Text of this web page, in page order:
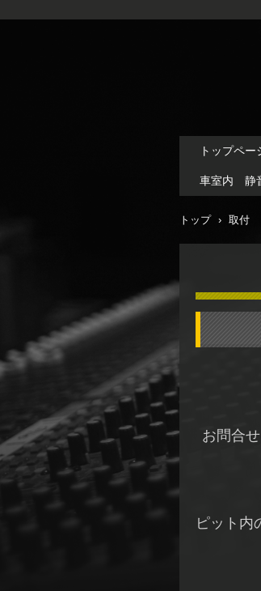
トップペー
車室内 静
トップ › 取付
お問合
ピット内